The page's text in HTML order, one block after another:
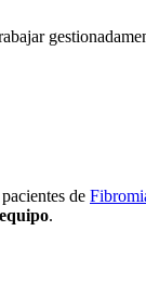
de
.